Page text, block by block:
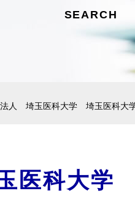
SEARCH
人 埼玉医科大学 埼玉医科大
医科大学